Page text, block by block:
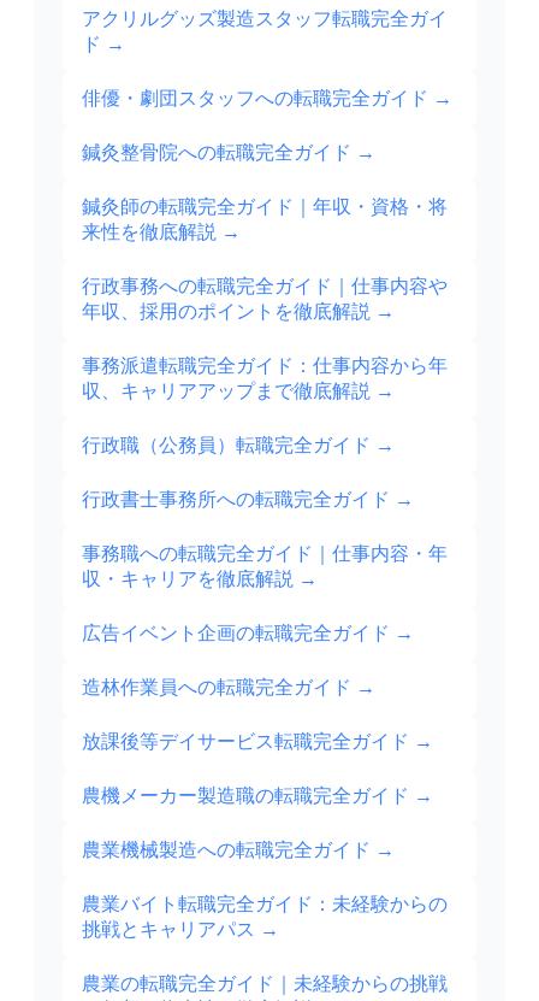
アクリルグッズ製造スタッフ転職完全ガイ
ド →
俳優・劇団スタッフへの転職完全ガイド →
鍼灸整骨院への転職完全ガイド →
鍼灸師の転職完全ガイド｜年収・資格・将
来性を徹底解説 →
行政事務への転職完全ガイド｜仕事内容や
年収、採用のポイントを徹底解説 →
事務派遣転職完全ガイド：仕事内容から年
収、キャリアアップまで徹底解説 →
行政職（公務員）転職完全ガイド →
行政書士事務所への転職完全ガイド →
事務職への転職完全ガイド｜仕事内容・年
収・キャリアを徹底解説 →
広告イベント企画の転職完全ガイド →
造林作業員への転職完全ガイド →
放課後等デイサービス転職完全ガイド →
農機メーカー製造職の転職完全ガイド →
農業機械製造への転職完全ガイド →
農業バイト転職完全ガイド：未経験からの
挑戦とキャリアパス →
農業の転職完全ガイド｜未経験からの挑戦